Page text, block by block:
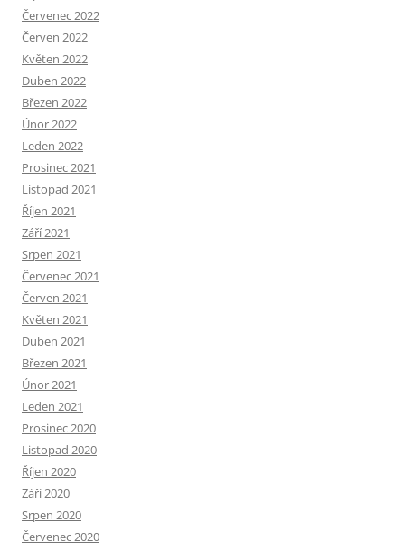
Červenec 2022
Červen 2022
Květen 2022
Duben 2022
Březen 2022
Únor 2022
Leden 2022
Prosinec 2021
Listopad 2021
Říjen 2021
Září 2021
Srpen 2021
Červenec 2021
Červen 2021
Květen 2021
Duben 2021
Březen 2021
Únor 2021
Leden 2021
Prosinec 2020
Listopad 2020
Říjen 2020
Září 2020
Srpen 2020
Červenec 2020